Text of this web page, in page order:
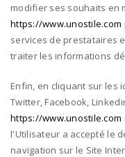
modifier ses souhaits en
https://www.unostile.com
services de prestataires
traiter les informations
Enfin, en cliquant sur les
Twitter, Facebook,
https://www.unostile.com
l'Utilisateur a accepté le
navigation sur le Site